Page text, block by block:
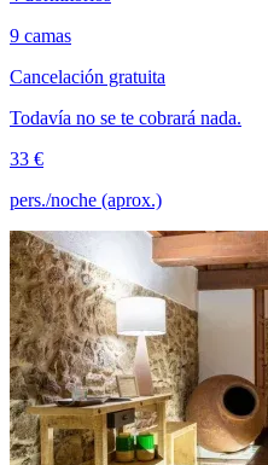
9 camas
Cancelación gratuita
Todavía no se te cobrará nada.
33 €
pers./noche (aprox.)